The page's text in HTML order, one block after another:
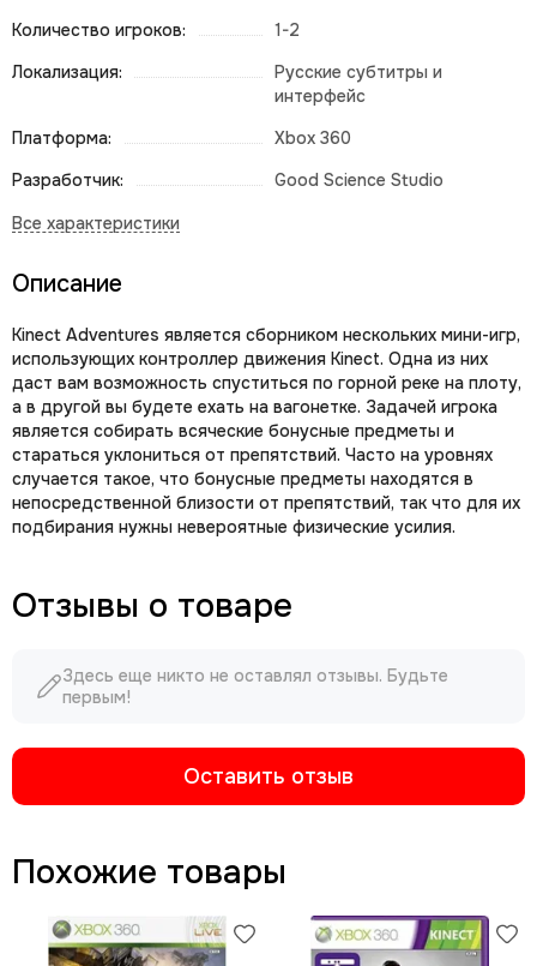
Количество игроков:
1-2
Локализация:
Русские субтитры и
интерфейс
Платформа:
Xbox 360
Разработчик:
Good Science Studio
Описание
Kinect Adventures является сборником нескольких мини-игр,
использующих контроллер движения Kinect. Одна из них
даст вам возможность спуститься по горной реке на плоту,
а в другой вы будете ехать на вагонетке. Задачей игрока
является собирать всяческие бонусные предметы и
стараться уклониться от препятствий. Часто на уровнях
случается такое, что бонусные предметы находятся в
непосредственной близости от препятствий, так что для их
подбирания нужны невероятные физические усилия.
Отзывы о товаре
Здесь еще никто не оставлял отзывы. Будьте
первым!
Оставить отзыв
Похожие товары